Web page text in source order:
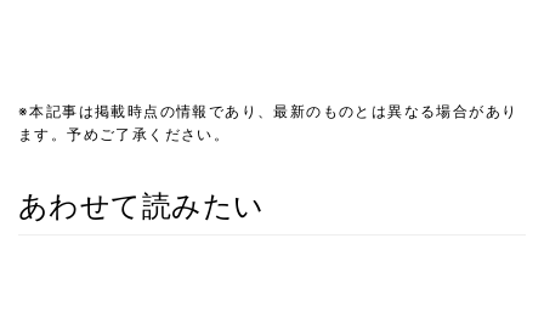
※本記事は掲載時点の情報であり、最新のものとは異なる場合があり
ます。予めご了承ください。
あわせて読みたい